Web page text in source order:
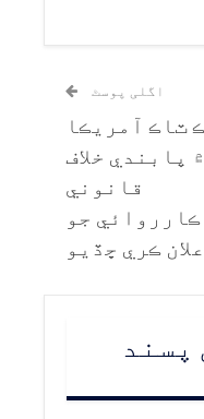
اگلی پوسٹ
ٽاڪ آمريڪا
۾ پابندي خلاف
قانوني
ڪارروائي جو
ڪري ڇڏيو
پسند